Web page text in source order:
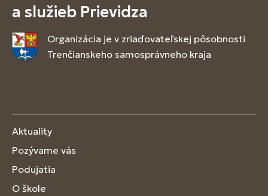
a služieb Prievidza
Organizácia je v zriaďovateľskej pôsobnosti
Trenčianskeho samosprávneho kraja
Aktuality
Pozývame vás
Podujatia
O škole